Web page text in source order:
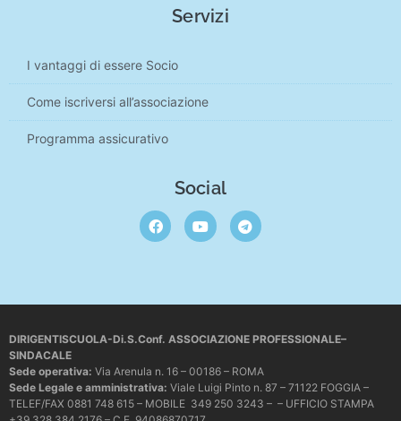
Servizi
I vantaggi di essere Socio
Come iscriversi all’associazione
Programma assicurativo
Social
DIRIGENTISCUOLA-Di.S.Conf. ASSOCIAZIONE PROFESSIONALE–
SINDACALE
Sede operativa: Via Arenula n. 16 – 00186 – ROMA
Sede Legale e amministrativa: Viale Luigi Pinto n. 87 – 71122 FOGGIA –
TELEF/FAX 0881 748 615 – MOBILE 349 250 3243 – – UFFICIO STAMPA